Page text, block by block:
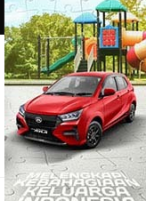
Peringkat
Penulis
Cara
menulis
disini